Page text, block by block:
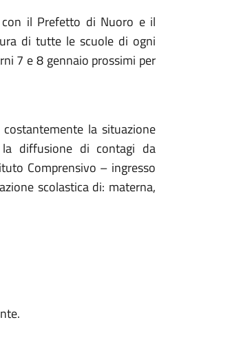
con il Prefetto di Nuoro e il
di tutte le scuole di ogni
7 e 8 gennaio prossimi per
la situazione
la diffusione di contagi da
Comprensivo – ingresso
scolastica di: materna,